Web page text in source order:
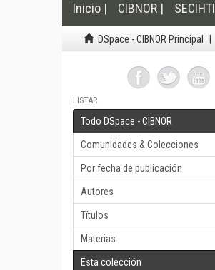
Inicio | CIBNOR | SECIHTI
DSpace - CIBNOR Principal
LISTAR
Todo DSpace - CIBNOR
Comunidades & Colecciones
Por fecha de publicación
Autores
Títulos
Materias
Esta colección